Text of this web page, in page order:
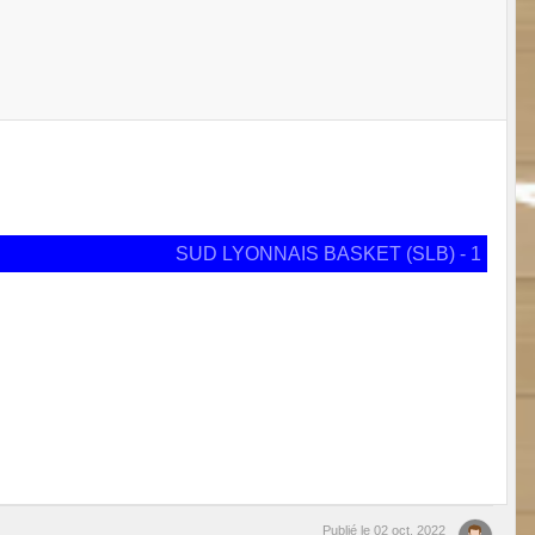
SUD LYONNAIS BASKET (SLB) - 1
Publié le 02 oct. 2022